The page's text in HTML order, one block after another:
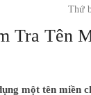
Thứ
Tra Tên
một tên miền